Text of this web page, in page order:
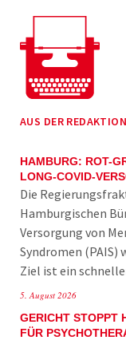
AUS DER REDAKTION
HAMBURG: ROT-
LONG-COVID-
Die
Hamburgischen
Versorgung von
Syndromen (PAIS)
Ziel ist ein
5. August 2026
GERICHT STOPPT
FÜR